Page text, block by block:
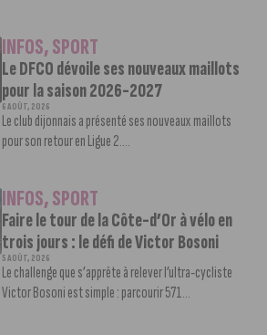
INFOS,SPORT
Le DFCO dévoile ses nouveaux maillots
pour la saison 2026-2027
6 AOÛT, 2026
Le club dijonnais a présenté ses nouveaux maillots
pour son retour en Ligue 2....
INFOS,SPORT
Faire le tour de la Côte-d’Or à vélo en
trois jours : le défi de Victor Bosoni
5 AOÛT, 2026
Le challenge que s’apprête à relever l’ultra-cycliste
Victor Bosoni est simple : parcourir 571...